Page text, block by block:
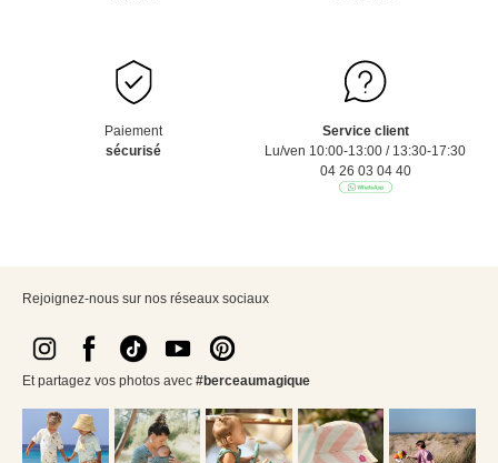
Paiement
sécurisé
Service client
Lu/ven 10:00-13:00 / 13:30-17:30
04 26 03 04 40
Rejoignez-nous sur nos réseaux sociaux
Et partagez vos photos avec #berceaumagique